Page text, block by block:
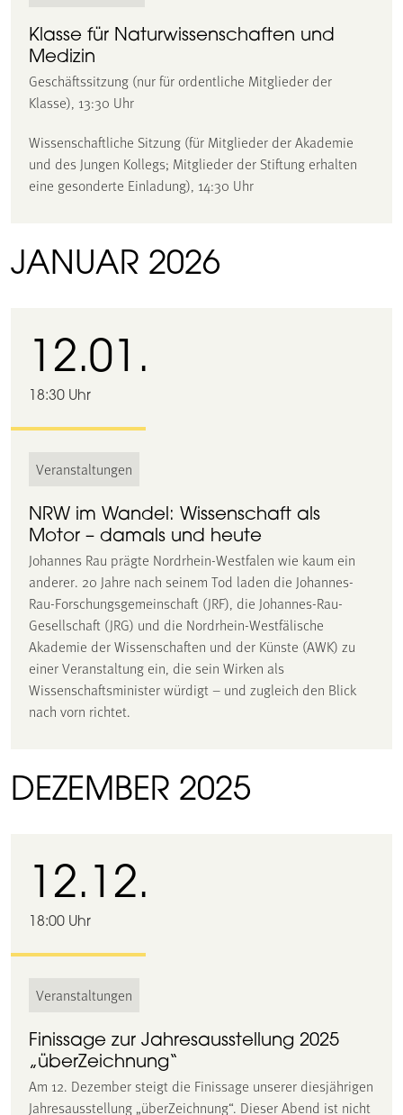
Klasse für Naturwissenschaften und
Medizin
Geschäftssitzung (nur für ordentliche Mitglieder der
Klasse), 13:30 Uhr
Wissenschaftliche Sitzung (für Mitglieder der Akademie
und des Jungen Kollegs; Mitglieder der Stiftung erhalten
eine gesonderte Einladung), 14:30 Uhr
JANUAR 2026
12.01.
18:30 Uhr
Veranstaltungen
NRW im Wandel: Wissenschaft als
Motor – damals und heute
Johannes Rau prägte Nordrhein-Westfalen wie kaum ein
anderer. 20 Jahre nach seinem Tod laden die Johannes-
Rau-Forschungsgemeinschaft (JRF), die Johannes-Rau-
Gesellschaft (JRG) und die Nordrhein-Westfälische
Akademie der Wissenschaften und der Künste (AWK) zu
einer Veranstaltung ein, die sein Wirken als
Wissenschaftsminister würdigt – und zugleich den Blick
nach vorn richtet.
DEZEMBER 2025
12.12.
18:00 Uhr
Veranstaltungen
Finissage zur Jahresausstellung 2025
„überZeichnung“
Am 12. Dezember steigt die Finissage unserer diesjährigen
Jahresausstellung „überZeichnung“. Dieser Abend ist nicht